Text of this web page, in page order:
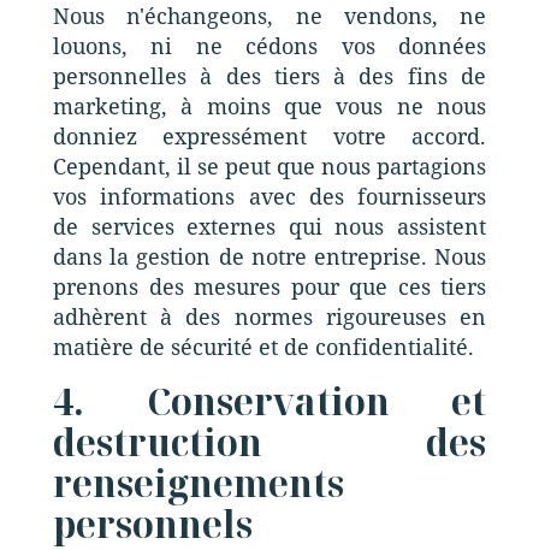
Nous n'échangeons, ne vendons, ne
louons, ni ne cédons vos données
personnelles à des tiers à des fins de
marketing, à moins que vous ne nous
donniez expressément votre accord.
Cependant, il se peut que nous partagions
vos informations avec des fournisseurs
de services externes qui nous assistent
dans la gestion de notre entreprise. Nous
prenons des mesures pour que ces tiers
adhèrent à des normes rigoureuses en
matière de sécurité et de confidentialité.
4. Conservation et
destruction des
renseignements
personnels